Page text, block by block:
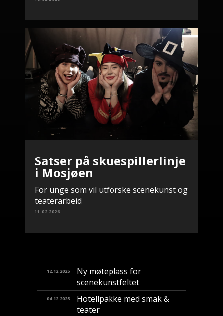
Satser på skuespillerlinje
i Mosjøen
For unge som vil utforske scenekunst og
teaterarbeid
11.02.2026
12.12.2025
Ny møteplass for
scenekunstfeltet
04.12.2025
Hotellpakke med smak &
teater